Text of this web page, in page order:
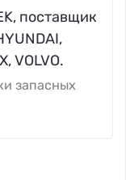
поставщик
VOLVO.
запасных